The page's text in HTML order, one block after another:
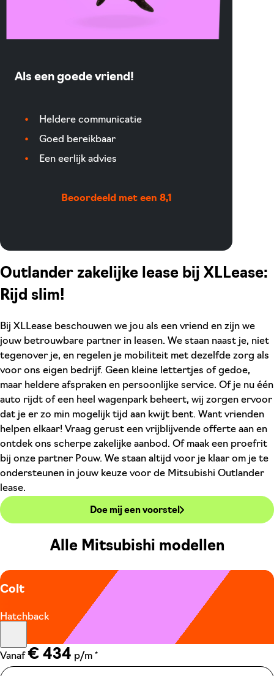
Outlander zakelijke lease bij XLLease:
Rijd slim!
Bij XLLease beschouwen we jou als een vriend en zijn we
jouw betrouwbare partner in leasen. We staan naast je, niet
tegenover je, en regelen je mobiliteit met dezelfde zorg als
voor ons eigen bedrijf. Geen kleine lettertjes of gedoe,
maar heldere afspraken en persoonlijke service. Of je nu één
auto rijdt of een heel wagenpark beheert, wij zorgen ervoor
dat je er zo min mogelijk tijd aan kwijt bent. Want vrienden
helpen elkaar! Vraag gerust een vrijblijvende offerte aan en
ontdek ons scherpe zakelijke aanbod. Of maak een proefrit
bij onze partner Pouw. We staan altijd voor je klaar om je te
ondersteunen in jouw keuze voor de Mitsubishi Outlander
lease.
Doe mij een voorstel
Als een goede vriend!
Heldere communicatie
Goed bereikbaar
Een eerlijk advies
Beoordeeld met een 8,1
Alle Mitsubishi modellen
Colt
Hatchback
Vanaf € 434 p/m *